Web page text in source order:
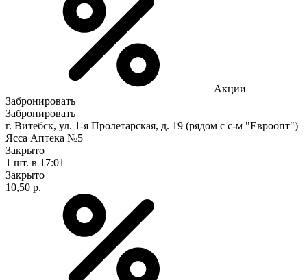
Акции
Забронировать
Забронировать
г. Витебск, ул. 1-я Пролетарская, д. 19 (рядом с с-м "Евроопт")
Ясса Аптека №5
Закрыто
1 шт. в 17:01
Закрыто
10,50 р.